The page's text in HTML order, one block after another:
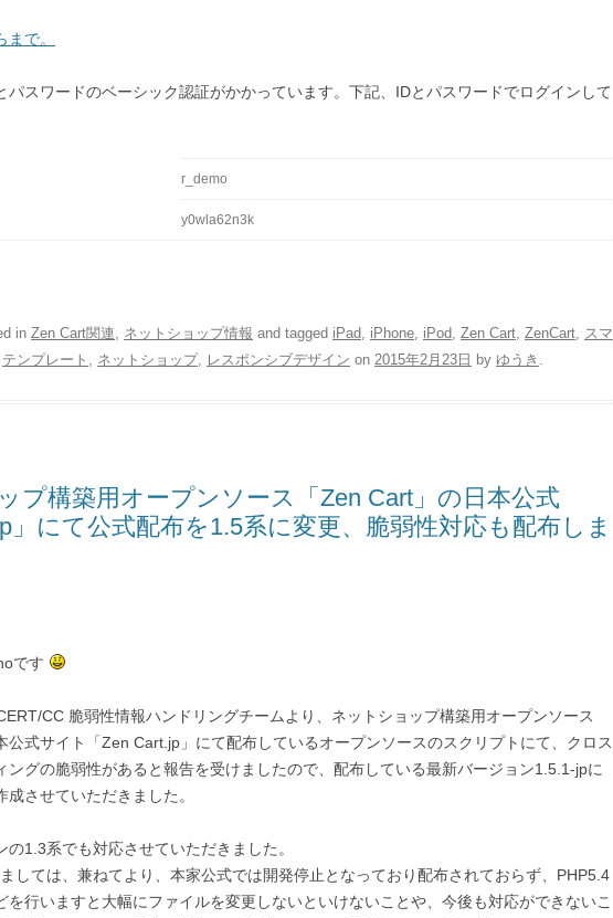
で。
パスワードのベーシック認証がかかっています。下記、IDとパスワードでログインして
r_demo
y0wla62n3k
in Zen Cart関連, ネットショップ情報 and tagged iPad, iPhone, iPod, Zen Cart, ZenCart, スマ
テンプレート , ネットショップ, レスポンシブデザイン on 2015年2月23日 by ゆうき .
プ構築用オープンソース「Zen Cart」の日本公式
」にて公式配布を1.5系に変更、脆弱性対応も配布しま
です
CC 脆弱性情報ハンドリングチームより、ネットショップ構築用オープンソース
公式サイト「Zen Cart.jp」にて配布しているオープンソースのスクリプトにて、クロス
ングの脆弱性があると報告を受けましたので、配布している最新バージョン1.5.1-jpに
させていただきました。
の1.3系でも対応させていただきました。
しては、兼ねてより、本家公式では開発停止となっており配布されておらず、PHP5.4
を行いますと大幅にファイルを変更しないといけないことや、今後も対応ができないこ